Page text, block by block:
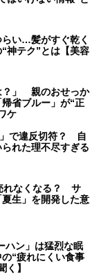
い…髪がすぐ乾く
神テク”とは【美容
？」 親のおせっか
省ブルー」が“正
ケ
」で違反切符？ 自
れた理不尽すぎる
れなくなる？ サ
生」を開発した意
ハン」は猛烈な眠
“疲れにくい食事
く】